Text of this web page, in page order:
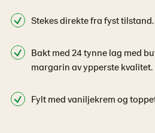
Stekes direkte fra fyst tilstand.
Bakt med 24 tynne lag med
margarin av ypperste kvalitet.
Fylt med vaniljekrem og